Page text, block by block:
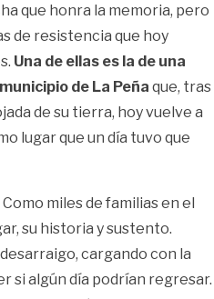
que honra la memoria, pero
de resistencia que hoy
Una de ellas es la de una
de La Peña que, tras
de su tierra, hoy vuelve a
lugar que un día tuvo que
miles de familias en el
su historia y sustento.
cargando con la
si algún día podrían regresar.